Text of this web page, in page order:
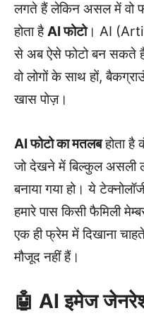
लगते हैं लेकिन असल में वो
होता हैAI फोटो। AI
से अब ऐसे फोटो बन सकते
वो लोगों के साथ हों,
खास पोज़।
AI फोटो का मतलबहोता है
जो देखने में बिल्कुल असली
बनाया गया हो। ये
हमारे पास किसी फैमिली
एक ही फ्रेम में दिखाना
मौजूद नहीं हैं।
🤖 AI इमेज